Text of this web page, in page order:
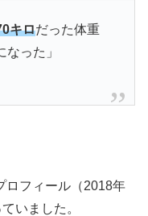
キロだった体重
なった」
ロフィール（2018年
いました。